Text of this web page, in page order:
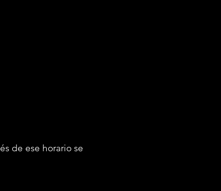
de ese horario se